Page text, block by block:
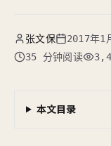
张文保 2017年1
35 分钟阅读
本文目录